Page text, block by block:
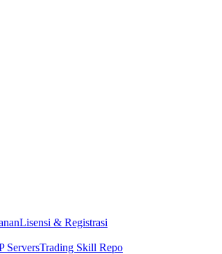
Lisensi & Registrasi
ServersTrading Skill Repo